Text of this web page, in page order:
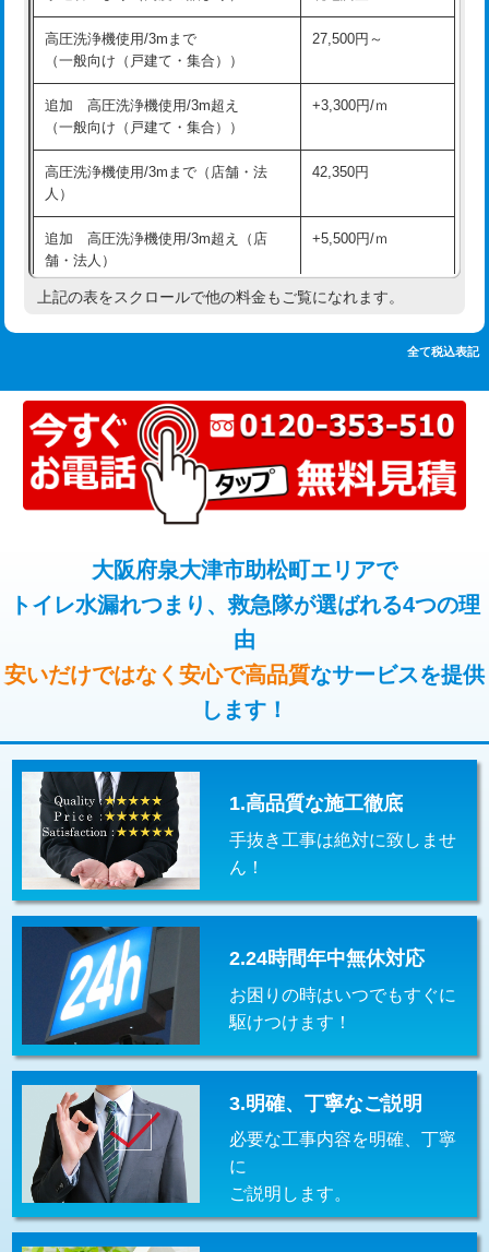
追加人工 16,500円
廃棄・処分 現場見積
※給水管工事は20mmまでの価格です。
持込商品取付（混合水栓）
持込商品取付（浄水器・分岐水栓） 16,500円
業）
排水管工事（追加 排水管工事/3ｍ超
え）
マス交換（土の掘削・埋め戻し作業） 11,000円~
マス交換（深さ50㎝以上） 66,000円
コンクリート斫り（厚さ10㎝まで） 27,500円
コンクリート斫り（厚さ10㎝超え） 38,500円
モルタル補修（厚さ10㎝まで） 27,500円
モルタル補修（厚さ10㎝超え） 38,500円
高圧洗浄機使用/3mまで
（一般向け（戸建て・集合））
27,500円～
追加 高圧洗浄機使用/3m超え
（一般向け（戸建て・集合））
+3,300円/ｍ
高圧洗浄機使用/3mまで（店舗・法
人）
42,350円
追加 高圧洗浄機使用/3m超え（店
舗・法人）
+5,500円/ｍ
高度高圧洗浄換 現地調査
トーラー機使用/3mまで 33,000円
追加トーラー機使用/3m超え +3,300円
カメラ調査 33,000円
止水・漏水調査・防水処理・清掃・修
理・調整・分解・加工など（軽作業）
11,000円
止水・漏水調査・防水処理・清掃・修
理・調整・分解・加工など（中作業）
止水・漏水調査・防水処理・清掃・修
その他部品の脱着
交換・取付（タンク） 22,000円+材料費
交換・取付(単水栓（壁付・デッキ
式）)
交換・取付(混合水栓（壁付・デッキ
式・ワンホール）)
交換・取付(排水栓・排水トラップ
（P/S/ポップアップ））
22,000円+材料費
交換・取付（その他部品） 11,000円+材料費
持込商品取付（単水栓） 13,200円
持込商品取付（混合水栓） 16,500円
持込商品取付（浄水器・分岐水栓） 16,500円
上記の表をスクロールで他の料金もご覧になれます。
全て税込表記
大阪府泉大津市助松町エリアで
トイレ水漏れつまり、救急隊が選ばれる4つの理
由
安いだけではなく安心で高品質なサービスを提供
します！
1.高品質な施工徹底
手抜き工事は絶対に致しませ
ん！
2.24時間年中無休対応
お困りの時はいつでもすぐに
駆けつけます！
3.明確、丁寧なご説明
必要な工事内容を明確、丁寧
に
ご説明します。